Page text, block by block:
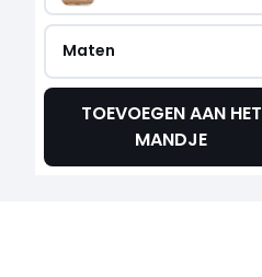
Maten
TOEVOEGEN AAN HET
MANDJE